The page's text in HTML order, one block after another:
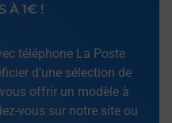
À 1€ !
téléphone La Poste
d’une sélection de
offrir un modèle à
vous sur notre site ou